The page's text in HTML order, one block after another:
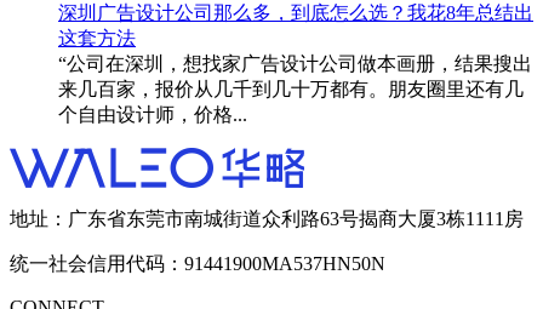
深圳广告设计公司那么多，到底怎么选？我花8年总结出
这套方法
“公司在深圳，想找家广告设计公司做本画册，结果搜出
来几百家，报价从几千到几十万都有。朋友圈里还有几
个自由设计师，价格...
地址：广东省东莞市南城街道众利路63号揭商大厦3栋1111房
统一社会信用代码：91441900MA537HN50N